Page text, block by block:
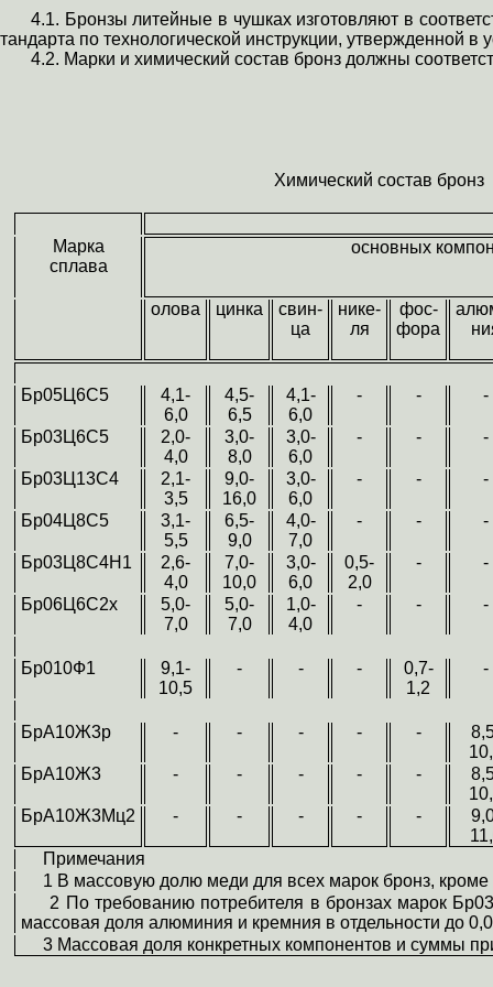
4.1. Бронзы литейные в чушках изготовляют в
по технологической инструкции, утвержденной в
4.2. Марки и химический состав бронз должны
Химический состав бронз
Марка
сплава
основных
олова цинка
свин-
ца
нике-
ля
фос-
фора
Бр05Ц6С5
4,1-
6,0
4,5-
6,5
4,1-
6,0
- - -
Бр03Ц6С5
2,0-
4,0
3,0-
8,0
3,0-
6,0
- - -
Бр03Ц13С4
2,1-
3,5
9,0-
16,0
3,0-
6,0
- - -
Бр04Ц8С5
3,1-
5,5
6,5-
9,0
4,0-
7,0
- - -
Бр03Ц8С4Н1
2,6-
4,0
7,0-
10,0
3,0-
6,0
0,5-
2,0
- -
Бр06Ц6С2х
5,0-
7,0
5,0-
7,0
1,0-
4,0
- - -
Бр010Ф1
9,1-
10,5
- - -
0,7-
1,2
-
БрА10Ж3р
- - - - -
БрА10Ж3 - - - - -
БрА10Ж3Мц2 - - - - -
Примечания
1 В массовую долю меди для всех марок бронз, кроме
2 По требованию потребителя в бронзах марок
массовая доля алюминия и кремния в отдельности до
3 Массовая доля конкретных компонентов и суммы